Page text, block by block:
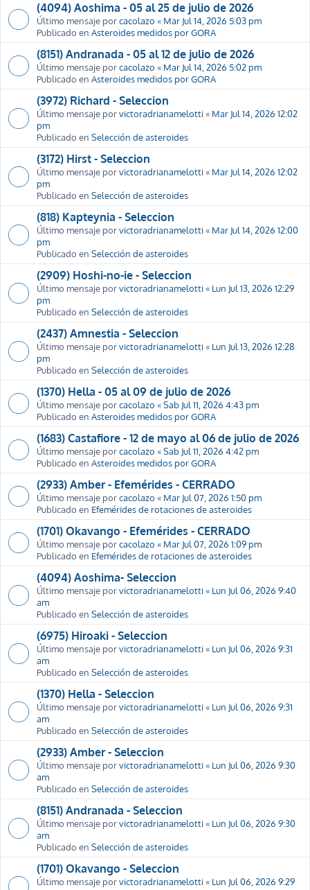
(4094) Aoshima - 05 al 25 de julio de 2026
Último mensaje porcacolazo « Mar Jul 14, 2026 5:03 pm
Publicado en Asteroides medidos por GORA
(8151) Andranada - 05 al 12 de julio de 2026
Último mensaje porcacolazo « Mar Jul 14, 2026 5:02 pm
Publicado en Asteroides medidos por GORA
(3972) Richard - Seleccion
Último mensaje porvictoradrianamelotti« Mar Jul 14, 2026 12:02
pm
Publicado en Selección de asteroides
(3172) Hirst - Seleccion
Último mensaje porvictoradrianamelotti« Mar Jul 14, 2026 12:02
pm
Publicado en Selección de asteroides
(818) Kapteynia - Seleccion
Último mensaje porvictoradrianamelotti« Mar Jul 14, 2026 12:00
pm
Publicado en Selección de asteroides
(2909) Hoshi-no-ie - Seleccion
Último mensaje porvictoradrianamelotti« Lun Jul 13, 2026 12:29
pm
Publicado en Selección de asteroides
(2437) Amnestia - Seleccion
Último mensaje porvictoradrianamelotti« Lun Jul 13, 2026 12:28
pm
Publicado en Selección de asteroides
(1370) Hella - 05 al 09 de julio de 2026
Último mensaje porcacolazo «Sab Jul 11, 2026 4:43 pm
Publicado en Asteroides medidos por GORA
(1683) Castafiore - 12 de mayo al 06 de julio de 2026
Último mensaje porcacolazo «Sab Jul 11, 2026 4:42 pm
Publicado en Asteroides medidos por GORA
(2933) Amber - Efemérides - CERRADO
Último mensaje porcacolazo « Mar Jul 07, 2026 1:50 pm
Publicado en Efemérides de rotaciones de asteroides
(1701) Okavango - Efemérides - CERRADO
Último mensaje porcacolazo « Mar Jul 07, 2026 1:09 pm
Publicado en Efemérides de rotaciones de asteroides
(4094) Aoshima- Seleccion
Último mensaje porvictoradrianamelotti« Lun Jul 06, 2026 9:40
am
Publicado en Selección de asteroides
(6975) Hiroaki - Seleccion
Último mensaje porvictoradrianamelotti« Lun Jul 06, 2026 9:31
am
Publicado en Selección de asteroides
(1370) Hella - Seleccion
Último mensaje porvictoradrianamelotti« Lun Jul 06, 2026 9:31
am
Publicado en Selección de asteroides
(2933) Amber - Seleccion
Último mensaje porvictoradrianamelotti« Lun Jul 06, 2026 9:30
am
Publicado en Selección de asteroides
(8151) Andranada - Seleccion
Último mensaje porvictoradrianamelotti« Lun Jul 06, 2026 9:30
am
Publicado en Selección de asteroides
(1701) Okavango - Seleccion
Último mensaje porvictoradrianamelotti« Lun Jul 06, 2026 9:29